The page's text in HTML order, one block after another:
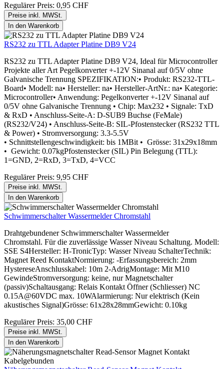
Regulärer Preis: 0,95 CHF
Preise inkl. MWSt.
In den Warenkorb
RS232 zu TTL Adapter Platine DB9 V24
RS232 zu TTL Adapter Platine DB9 V24, Ideal für Microcontroller
Projekte aller Art Pegelkonverter +-12V Sinanal auf 0/5V ohne
Galvanische Trennung SPEZIFIKATION:• Produkt: RS232-TTL-
Board• Modell: na• Hersteller: na• Hersteller-ArtNr.: na• Kategorie:
Microcontroller• Anwendung: Pegelkonverter +-12V Sinanal auf
0/5V ohne Galvanische Trennung • Chip: Max232 • Signale: TxD
& RxD • Anschluss-Seite-A: D-SUB9 Buchse (FeMale)
(RS232/V24) • Anschluss-Seite-B: SIL-Pfostenstecker (RS232 TTL
& Power) • Stromversorgung: 3.3-5.5V
• Schnittstellengeschwindigkeit: bis 1MBit • Grösse: 31x29x18mm
• Gewicht: 0.07kgPfostenstecker (SIL) Pin Belegung (TTL):
1=GND, 2=RxD, 3=TxD, 4=VCC
Regulärer Preis: 9,95 CHF
Preise inkl. MWSt.
In den Warenkorb
Schwimmerschalter Wassermelder Chromstahl
Drahtgebundener Schwimmerschalter Wassermelder
Chromstahl. Für die zuverlässige Wasser Niveau Schaltung. Modell:
SSE S4Hersteller: H-TronicTyp: Wasser Niveau SchalterTechnik:
Magnet Reed KontaktNormierung: -Erfassungsbereich: 2mm
HystereseAnschlusskabel: 10m 2-AdrigMontage: Mit M10
GewindeStromversorgung: keine, nur Magnetschalter
(passiv)Schaltausgang: Relais Kontakt Öffner (Schliesser) NC
0.15A@60VDC max. 10WAlarmierung: Nur elektrisch (Kein
akustisches Signal)Grösse: 61x28x28mmGewicht: 0.10kg
Regulärer Preis: 35,00 CHF
Preise inkl. MWSt.
In den Warenkorb